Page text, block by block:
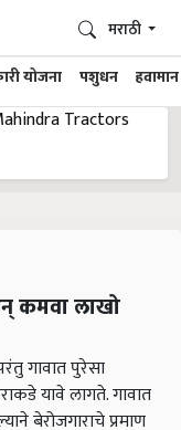
योजना पशुधन हवामान
मराठी
कमवा लाखो
गावात पुरेसा
यावे लागते. गावात
बेरोजगाराचे प्रमाण